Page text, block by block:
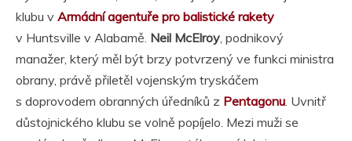
klubu v Armádní agentuře pro balistické rakety
v Huntsville v Alabamě. Neil McElroy , podnikový
manažer, který měl být brzy potvrzený ve funkci ministra
obrany, právě přiletěl vojenským tryskáčem
s doprovodem obranných úředníků z Pentagonu . Uvnitř
důstojnického klubu se volně popíjelo. Mezi muži se